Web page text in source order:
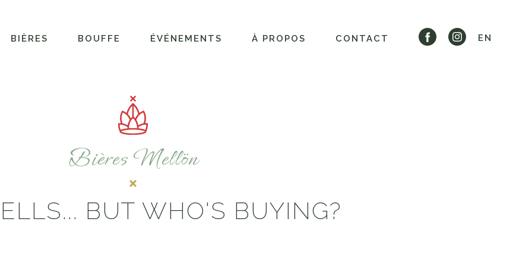
BIÈRES BOUFFE ÉVÉNEMENTS À PROPOS CONTACT EN
Bières Mellön
BUT WHO'S BUYING?